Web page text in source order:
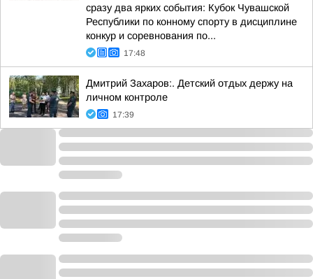
сразу два ярких события: Кубок Чувашской
Республики по конному спорту в дисциплине
конкур и соревнования по...
17:48
Дмитрий Захаров:. Детский отдых держу на
личном контроле
17:39